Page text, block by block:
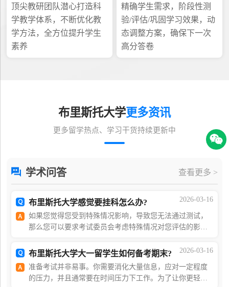
顶尖教研团队潜心打造科
学教学体系，不断优化教
学方法，全方位提升学生
素养
精确学生需求，阶段性测
验/评估/巩固学习效果，动
态调整方案，确保下一次
高分答卷
布里斯托大学更多资讯
更多留学热点、学习干货持续更新中
学术问答 查看更多 >
2026-03-16
布里斯托大学感觉要挂科怎么办?
如果您觉得您受到特殊情况影响，导致您无法通过测试，
那么您可以要求考试委员会考虑特殊情况对您评估的影
减轻对您学业成绩的影响。如果您发觉自己正受到特2026-03-16
布里斯托大学大一留学生如何备考期末?
准备考试并非易事。你需要消化大量信息，应对一定程度
的压力，并且通常要在时间压力下工作。为了让你更轻松